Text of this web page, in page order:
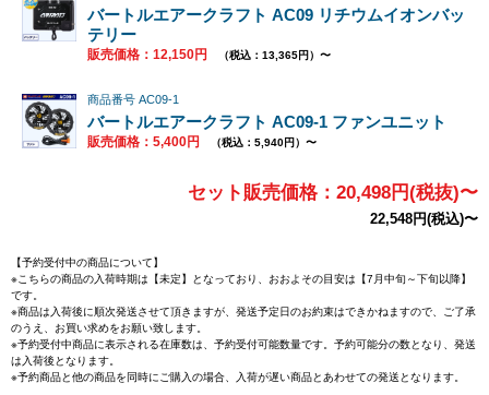
バートルエアークラフト AC09 リチウムイオンバッ
テリー
販売価格：12,150円 （税込：13,365円）〜
商品番号 AC09-1
バートルエアークラフト AC09-1 ファンユニット
販売価格：5,400円 （税込：5,940円）〜
セット販売価格：20,498円(税抜)〜
22,548円(税込)〜
【予約受付中の商品について】
※こちらの商品の入荷時期は【未定】となっており、おおよその目安は 【7月中旬～下旬以降】
です。
※商品は入荷後に順次発送させて頂きますが、発送予定日のお約束はできかねますので、ご了承
のうえ、お買い求めをお願い致します。
※予約受付中商品に表示される在庫数は、 予約受付可能数量です。予約可能分の数となり、発送
は入荷後となります。
※予約商品と他の商品を同時にご購入の場合、入荷が遅い商品とあわせての発送となります。